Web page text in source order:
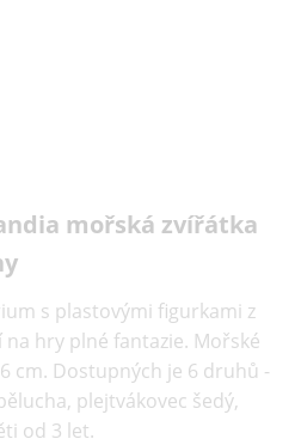
mořská zvířátka
s plastovými figurkami z
hry plné fantazie. Mořské
cm. Dostupných je 6 druhů -
plejtvákovec šedý,
od 3 let.